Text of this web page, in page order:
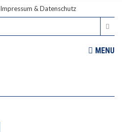
Impressum & Datenschutz
MENU